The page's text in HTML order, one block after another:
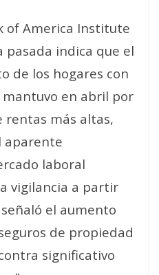
of America Institute
pasada indica que el
de los hogares con
en abril por
rentas más altas,
aparente
laboral
vigilancia a partir
el aumento
de propiedad
significativo